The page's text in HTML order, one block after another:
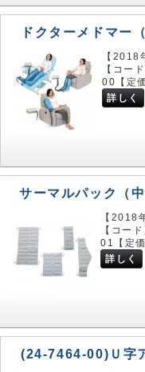
ドクターメドマー
【2018
【コー
00【定
詳しく
サーマルパック（
【2018
【コー
01【定
詳しく
(24-7464-00)Ｕ字